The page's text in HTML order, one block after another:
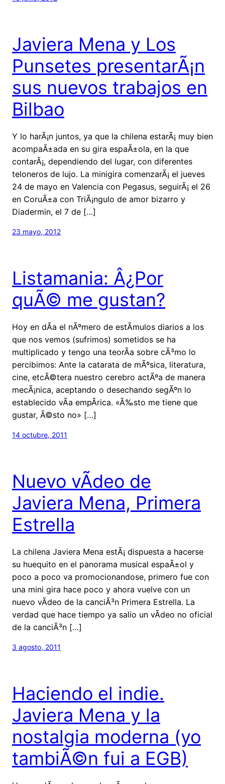
Javiera Mena y Los
Punsetes presentarÃ¡n
sus nuevos trabajos en
Bilbao
Y lo harÃ¡n juntos, ya que la chilena estarÃ¡ muy bien
acompaÃ±ada en su gira espaÃ±ola, en la que
contarÃ¡, dependiendo del lugar, con diferentes
teloneros de lujo. La minigira comenzarÃ¡ el jueves
24 de mayo en Valencia con Pegasus, seguirÃ¡ el 26
en CoruÃ±a con TriÃ¡ngulo de amor bizarro y
Diadermin, el 7 de […]
23 mayo, 2012
Listamania: Â¿Por
quÃ© me gustan?
Hoy en dÃ­a el nÃºmero de estÃ­mulos diarios a los
que nos vemos (sufrimos) sometidos se ha
multiplicado y tengo una teorÃ­a sobre cÃ³mo lo
percibimos: Ante la catarata de mÃºsica, literatura,
cine, etcÃ©tera nuestro cerebro actÃºa de manera
mecÃ¡nica, aceptando o desechando segÃºn lo
establecido vÃ­a empÃ­rica. «Ã‰sto me tiene que
gustar, Ã©sto no» […]
14 octubre, 2011
Nuevo vÃ­deo de
Javiera Mena, Primera
Estrella
La chilena Javiera Mena estÃ¡ dispuesta a hacerse
su huequito en el panorama musical espaÃ±ol y
poco a poco va promocionandose, primero fue con
una mini gira hace poco y ahora vuelve con un
nuevo vÃ­deo de la canciÃ³n Primera Estrella. La
verdad que hace tiempo ya salio un vÃ­deo no oficial
de la canciÃ³n […]
3 agosto, 2011
Haciendo el indie.
Javiera Mena y la
nostalgia moderna (yo
tambiÃ©n fui a EGB)